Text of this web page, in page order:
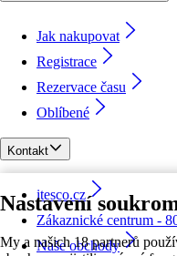
Nastavení
My a našich 18 partnerů
Jak nakupovat
Registrace
Rezervace času
Oblíbené
Kontakt
itesco.cz
Zákaznické centrum -
Naše obchody